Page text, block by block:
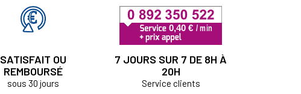
SATISFAIT OU
REMBOURSÉ
sous 30 jours
7 JOURS SUR 7 DE 8H À
20H
Service clients